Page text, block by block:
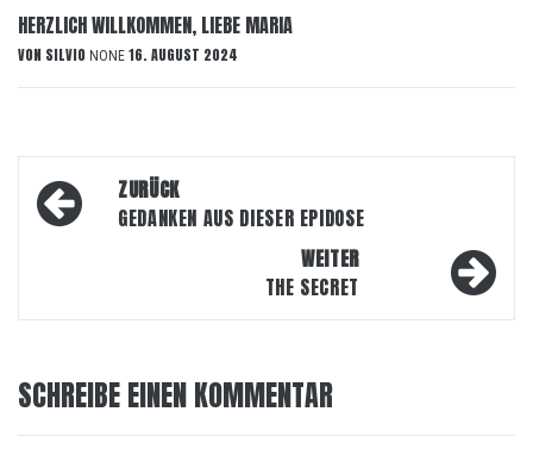
HERZLICH WILLKOMMEN, LIEBE MARIA
VON SILVIO NONE 16. AUGUST 2024
Beitragsnavigation
ZURÜCK
GEDANKEN AUS DIESER EPIDOSE
WEITER
THE SECRET
SCHREIBE EINEN KOMMENTAR